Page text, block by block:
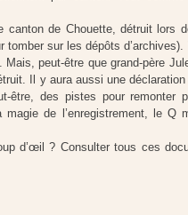
de Chouette, détruit lors
sur les dépôts d’archives).
peut-être que grand-père
Il y aura aussi une
des pistes pour remonter
de l’enregistrement, le Q
d’œil ? Consulter tous ces